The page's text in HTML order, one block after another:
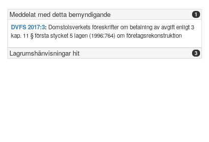
Meddelat med detta bemyndigande 1
DVFS 2017:3: Domstolsverkets föreskrifter om betalning av avgift enligt 3
kap. 11 § första stycket 5 lagen (1996:764) om företagsrekonstruktion
Lagrumshänvisningar hit 3